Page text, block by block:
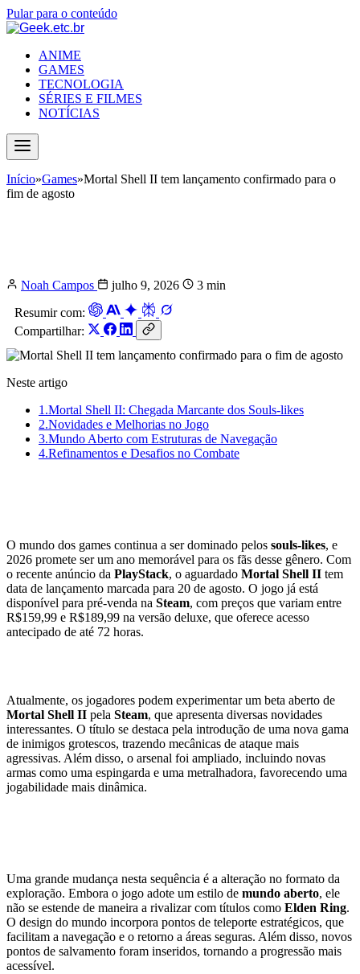
Pular para o conteúdo
ANIME
GAMES
TECNOLOGIA
SÉRIES E FILMES
NOTÍCIAS
Início»Games»Mortal Shell II tem lançamento confirmado para o
fim de agosto
Noah Campos julho 9, 2026
3 min
Resumir com:
Compartilhar:
Neste artigo
1.Mortal Shell II: Chegada Marcante dos Souls-likes
2.Novidades e Melhorias no Jogo
3.Mundo Aberto com Estruturas de Navegação
4.Refinamentos e Desafios no Combate
O mundo dos games continua a ser dominado pelos souls-likes, e
2026 promete ser um ano memorável para os fãs desse gênero. Com
o recente anúncio da PlayStack, o aguardado Mortal Shell II tem
data de lançamento marcada para 20 de agosto. O jogo já está
disponível para pré-venda na Steam, com preços que variam entre
R$159,99 e R$189,99 na versão deluxe, que oferece acesso
antecipado de até 72 horas.
Atualmente, os jogadores podem experimentar um beta aberto de
Mortal Shell II pela Steam, que apresenta diversas novidades
interessantes. O título se destaca pela introdução de uma nova gama
de inimigos grotescos, trazendo mecânicas de ataque mais
agressivas. Além disso, o arsenal foi ampliado, incluindo novas
armas como uma espingarda e uma metralhadora, favorecendo uma
jogabilidade mais dinâmica.
Uma grande mudança nesta sequência é a alteração no formato da
exploração. Embora o jogo adote um estilo de mundo aberto, ele
não se estende de maneira a rivalizar com títulos como Elden Ring.
O design do mundo incorpora pontos de teleporte estratégicos, que
facilitam a navegação e o retorno a áreas seguras. Além disso, novos
pontos de salvamento foram inseridos, tornando a progressão mais
acessível.